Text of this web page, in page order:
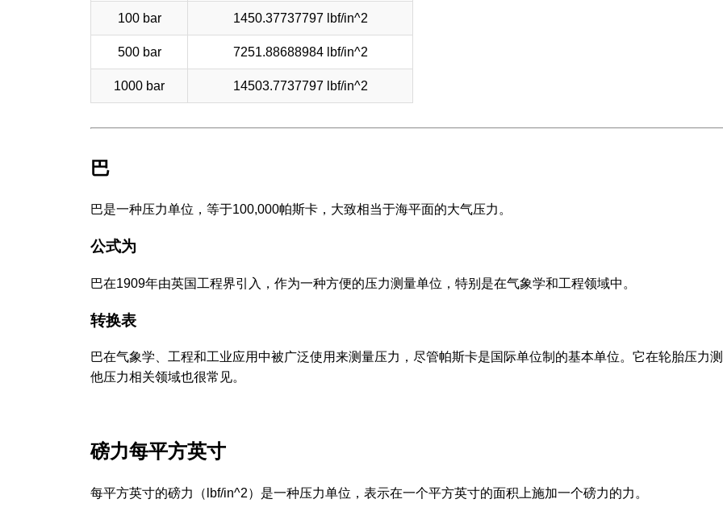
100 bar 1450.37737797 lbf/in^2
500 bar 7251.88688984 lbf/in^2
1000 bar 14503.7737797 lbf/in^2
巴
巴是一种压力单位，等于100,000帕斯卡，大致相当于海平面的大气压力。
公式为
巴在1909年由英国工程界引入，作为一种方便的压力测量单位，特别是在气象学和工程领域中。
转换表
巴在气象学、工程和工业应用中被广泛使用来测量压力，尽管帕斯卡是国际单位制的基本单位。它在轮胎压力
他压力相关领域也很常见。
磅力每平方英寸
每平方英寸的磅力（lbf/in^2）是一种压力单位，表示在一个平方英寸的面积上施加一个磅力的力。